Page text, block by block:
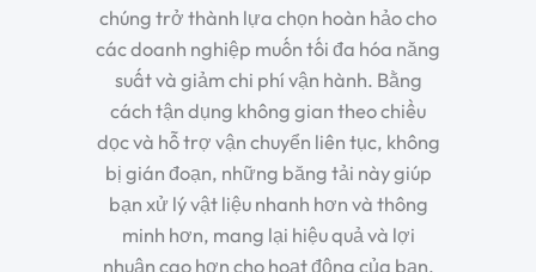
chúng trở thành lựa chọn hoàn hảo cho
các doanh nghiệp muốn tối đa hóa năng
suất và giảm chi phí vận hành. Bằng
cách tận dụng không gian theo chiều
dọc và hỗ trợ vận chuyển liên tục, không
bị gián đoạn, những băng tải này giúp
bạn xử lý vật liệu nhanh hơn và thông
minh hơn, mang lại hiệu quả và lợi
nhuận cao hơn cho hoạt động của bạn.